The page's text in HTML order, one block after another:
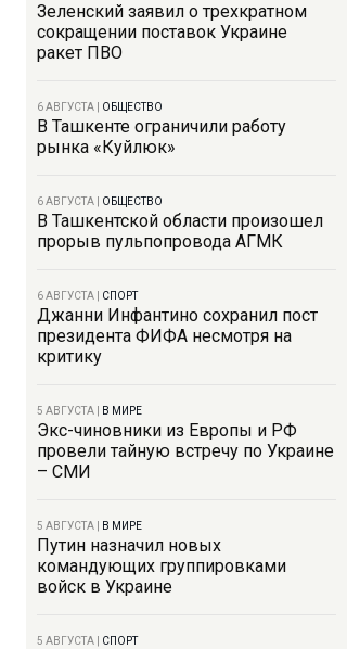
Зеленский заявил о трехкратном
сокращении поставок Украине
ракет ПВО
6 АВГУСТА ОБЩЕСТВО
В Ташкенте ограничили работу
рынка «Куйлюк»
6 АВГУСТА ОБЩЕСТВО
В Ташкентской области произошел
прорыв пульпопровода АГМК
6 АВГУСТА СПОРТ
Джанни Инфантино сохранил пост
президента ФИФА несмотря на
критику
5 АВГУСТА В МИРЕ
Экс-чиновники из Европы и РФ
провели тайную встречу по Украине
– СМИ
5 АВГУСТА В МИРЕ
Путин назначил новых
командующих группировками
войск в Украине
5 АВГУСТА СПОРТ